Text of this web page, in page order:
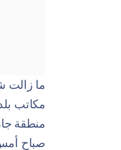
ما زالت
مكاتب
منطقة
صباح